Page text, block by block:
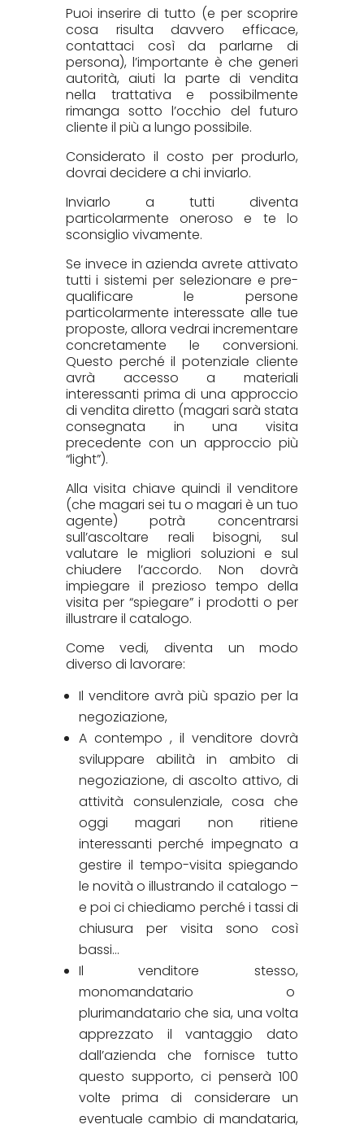
Puoi inserire di tutto (e per scoprire
cosa risulta davvero efficace,
contattaci così da parlarne di
persona), l’importante è che generi
autorità, aiuti la parte di vendita
nella trattativa e possibilmente
rimanga sotto l’occhio del futuro
cliente il più a lungo possibile.
Considerato il costo per produrlo,
dovrai decidere a chi inviarlo.
Inviarlo a tutti diventa
particolarmente oneroso e te lo
sconsiglio vivamente.
Se invece in azienda avrete attivato
tutti i sistemi per selezionare e pre-
qualificare le persone
particolarmente interessate alle tue
proposte, allora vedrai incrementare
concretamente le conversioni.
Questo perché il potenziale cliente
avrà accesso a materiali
interessanti prima di una approccio
di vendita diretto (magari sarà stata
consegnata in una visita
precedente con un approccio più
“light”).
Alla visita chiave quindi il venditore
(che magari sei tu o magari è un tuo
agente) potrà concentrarsi
sull’ascoltare reali bisogni, sul
valutare le migliori soluzioni e sul
chiudere l’accordo. Non dovrà
impiegare il prezioso tempo della
visita per “spiegare” i prodotti o per
illustrare il catalogo.
Come vedi, diventa un modo
diverso di lavorare:
Il venditore avrà più spazio per la
negoziazione,
A contempo , il venditore dovrà
sviluppare abilità in ambito di
negoziazione, di ascolto attivo, di
attività consulenziale, cosa che
oggi magari non ritiene
interessanti perché impegnato a
gestire il tempo-visita spiegando
le novità o illustrando il catalogo –
e poi ci chiediamo perché i tassi di
chiusura per visita sono così
bassi…
Il venditore stesso,
monomandatario o
plurimandatario che sia, una volta
apprezzato il vantaggio dato
dall’azienda che fornisce tutto
questo supporto, ci penserà 100
volte prima di considerare un
eventuale cambio di mandataria,